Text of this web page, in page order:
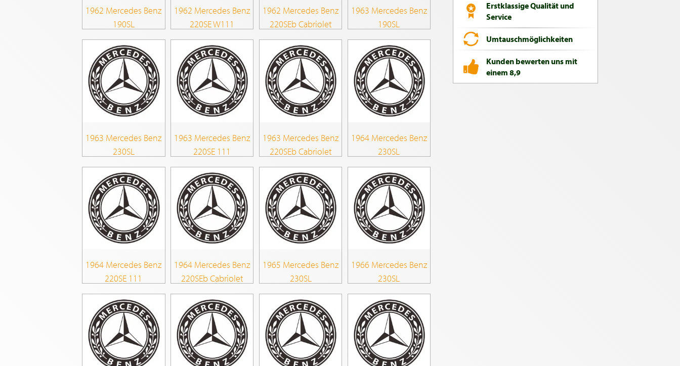
1962 Mercedes Benz
190SL
1962 Mercedes Benz
220SE W111
1962 Mercedes Benz
220SEb Cabriolet
1963 Mercedes Benz
190SL
1963 Mercedes Benz
230SL
1963 Mercedes Benz
220SE 111
1963 Mercedes Benz
220SEb Cabriolet
1964 Mercedes Benz
230SL
1964 Mercedes Benz
220SE 111
1964 Mercedes Benz
220SEb Cabriolet
1965 Mercedes Benz
230SL
1966 Mercedes Benz
230SL
Erstklassige Qualität und
Service
Umtauschmöglichkeiten
Kunden bewerten uns mit
einem 8,9